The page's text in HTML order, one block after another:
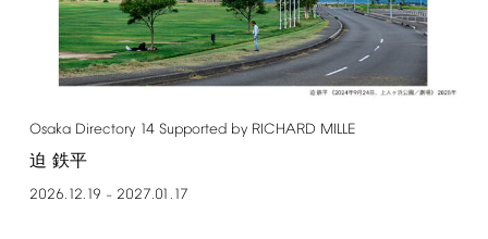
Osaka Directory 14 Supported by RICHARD MILLE
迫 鉄平
2026.12.19 – 2027.01.17